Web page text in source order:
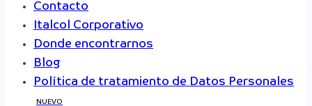
Contacto
Italcol Corporativo
Donde encontrarnos
Blog
Política de tratamiento de Datos Personales
NUEVO